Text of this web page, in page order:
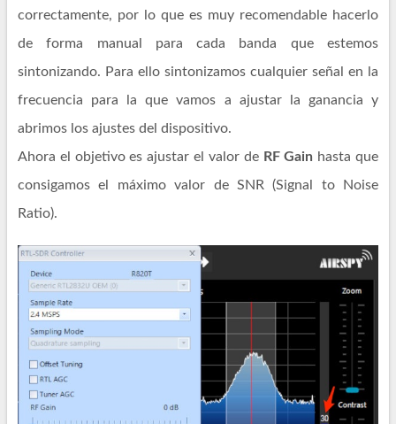
correctamente, por lo que es muy recomendable hacerlo
de forma manual para cada banda que estemos
sintonizando. Para ello sintonizamos cualquier señal en la
frecuencia para la que vamos a ajustar la ganancia y
abrimos los ajustes del dispositivo.
Ahora el objetivo es ajustar el valor de RF Gain hasta que
consigamos el máximo valor de SNR (Signal to Noise
Ratio).